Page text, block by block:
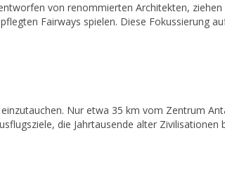
von renommierten Architekten,
Fairways spielen. Diese Fokussierung
Nur etwa 35 km vom Zentrum
die Jahrtausende alter Zivilisationen